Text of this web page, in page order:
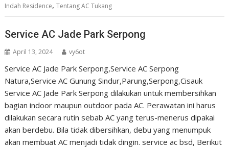
Indah Residence,Tentang AC Tukang
Service AC Jade Park Serpong
April 13, 2024 vy6ot
Service AC Jade Park Serpong,Service AC Serpong
Natura,Service AC Gunung Sindur,Parung,Serpong,Cisauk
Service AC Jade Park Serpong dilakukan untuk membersihkan
bagian indoor maupun outdoor pada AC. Perawatan ini harus
dilakukan secara rutin sebab AC yang terus-menerus dipakai
akan berdebu. Bila tidak dibersihkan, debu yang menumpuk
akan membuat AC menjadi tidak dingin. service ac bsd, Berikut